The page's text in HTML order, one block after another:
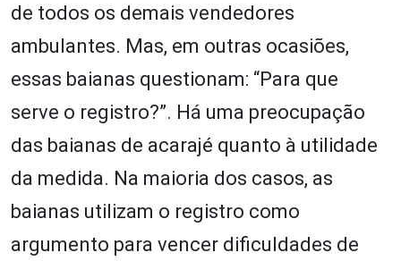
de todos os demais vendedores
ambulantes. Mas, em outras ocasiões,
essas baianas questionam: “Para que
serve o registro?”. Há uma preocupação
das baianas de acarajé quanto à utilidade
da medida. Na maioria dos casos, as
baianas utilizam o registro como
argumento para vencer dificuldades de